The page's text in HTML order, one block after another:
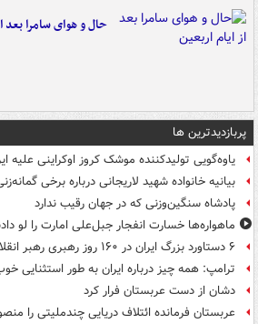
حال و هوای سامرا بعد
پربازدیدترین ها
یاوه‌گویی تولیدکننده موشک کروز اوکراینی علیه
بیانیه خانواده شهید لاریجانی درباره برخی
پادشاه سنگین‌وزنی که در جهان رقیب ندارد
ماهواره‌ها خسارت انفجار جبل‌علی امارت را لو
۶ دستاورد بزرگ ایران در ۱۶۰ روز رهبری رهبر انقلاب
ترامپ: همه چیز درباره ایران به طور استثنایی
دشان از دست عربستان فرار کرد
عربستان فرمانده ائتلاف دریایی چندملیتی را